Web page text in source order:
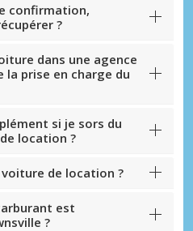
confirmation,
?
dans une agence
la prise en charge du
si je sors du
location ?
de location ?
est
?